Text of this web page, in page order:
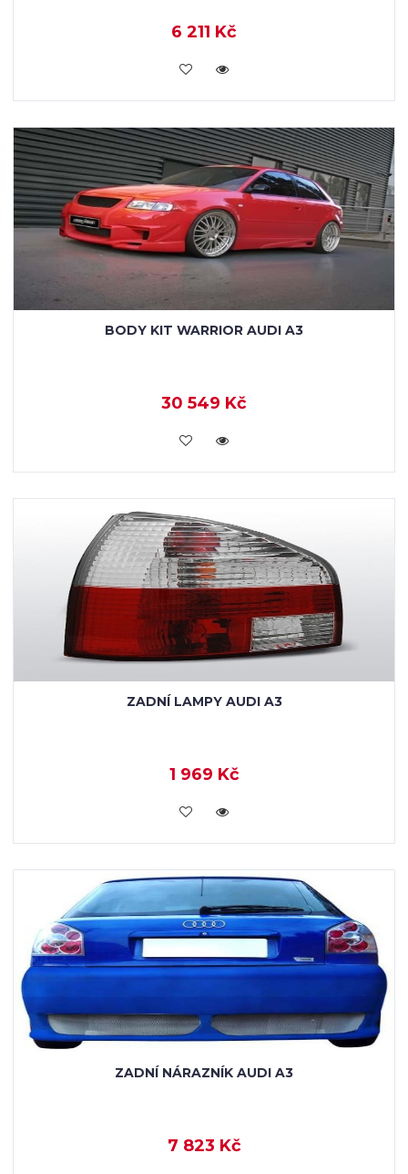
6 211 Kč
KOUPIT
BODY KIT WARRIOR AUDI A3
30 549 Kč
KOUPIT
ZADNÍ LAMPY AUDI A3
1 969 Kč
KOUPIT
ZADNÍ NÁRAZNÍK AUDI A3
7 823 Kč